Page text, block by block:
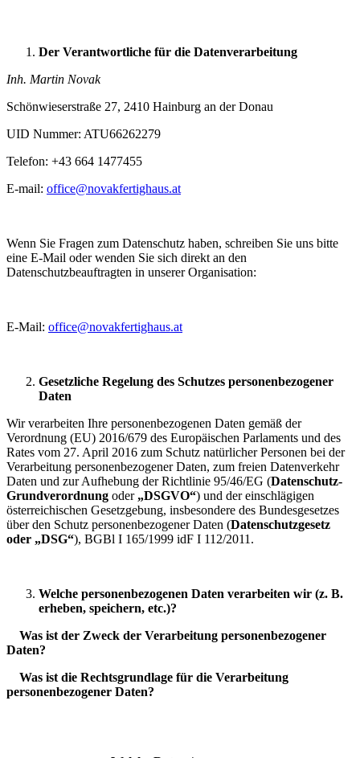
Der Verantwortliche für die Datenverarbeitung
Inh. Martin Novak
Schönwieserstraße 27, 2410 Hainburg an der Donau
UID Nummer: ATU66262279
Telefon: +43 664 1477455
E-mail: office@novakfertighaus.at
Wenn Sie Fragen zum Datenschutz haben, schreiben Sie uns bitte
eine E-Mail oder wenden Sie sich direkt an den
Datenschutzbeauftragten in unserer Organisation:
E-Mail: office@novakfertighaus.at
Gesetzliche Regelung des Schutzes personenbezogener
Daten
Wir verarbeiten Ihre personenbezogenen Daten gemäß der
Verordnung (EU) 2016/679 des Europäischen Parlaments und des
Rates vom 27. April 2016 zum Schutz natürlicher Personen bei der
Verarbeitung personenbezogener Daten, zum freien Datenverkehr
Daten und zur Aufhebung der Richtlinie 95/46/EG (Datenschutz-
Grundverordnung oder„DSGVO“) und der einschlägigen
österreichischen Gesetzgebung, insbesondere des Bundesgesetzes
über den Schutz personenbezogener Daten (Datenschutzgesetz
oder „DSG“), BGBl I 165/1999 idF I 112/2011.
Welche personenbezogenen Daten verarbeiten wir (z. B.
erheben, speichern, etc.)?
Was ist der Zweck der Verarbeitung personenbezogener
Daten?
Was ist die Rechtsgrundlage für die Verarbeitung
personenbezogener Daten?